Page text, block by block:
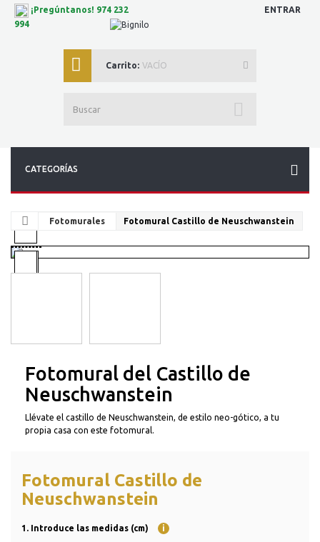
ENTRAR
Carrito: VACÍO
CATEGORÍAS
¡Pregúntanos! 974 232
994
Fotomurales Fotomural Castillo de Neuschwanstein
Fotomural del Castillo de
Neuschwanstein
Llévate el castillo de Neuschwanstein, de estilo neo-gótico, a tu
propia casa con este fotomural.
Fotomural Castillo de
Neuschwanstein
1. Introduce las medidas (cm) i